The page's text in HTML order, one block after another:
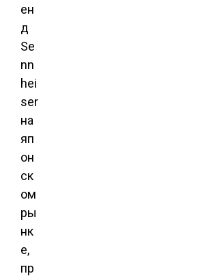
ен
д
Se
nn
hei
ser
на
яп
он
ск
ом
ры
нк
е,
пр